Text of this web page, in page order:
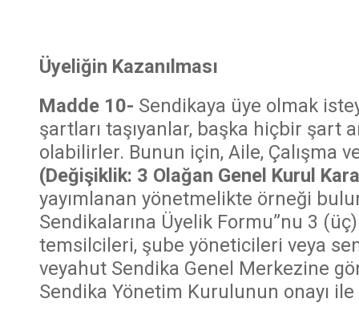
Üyeliğin Kazanılması
Madde 10- Sendikaya üye olmak
şartları taşıyanlar, başka hiçbir şart
olabilirler. Bunun için, Aile, Çalışma
(Değişiklik: 3 Olağan Genel Kurul
yayımlanan yönetmelikte örneği
Sendikalarına Üyelik Formu”nu 3
temsilcileri, şube yöneticileri veya
veyahut Sendika Genel Merkezine
Sendika Yönetim Kurulunun onayı